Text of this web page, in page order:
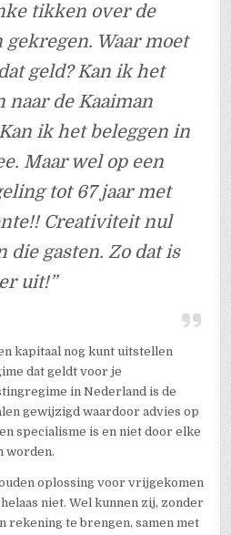
tikken over de
Waar moet
geld? Kan ik het
naar de Kaaiman
ik het beleggen in
Maar wel op een
tot 67 jaar met
Creativiteit nul
die gasten. Zo dat is
er uit!”
kapitaal nog kunt uitstellen
dat geldt voor je
in Nederland is de
gewijzigd waardoor advies op
specialisme is en niet door elke
worden.
oplossing voor vrijgekomen
niet. Wel kunnen zij, zonder
rekening te brengen, samen met